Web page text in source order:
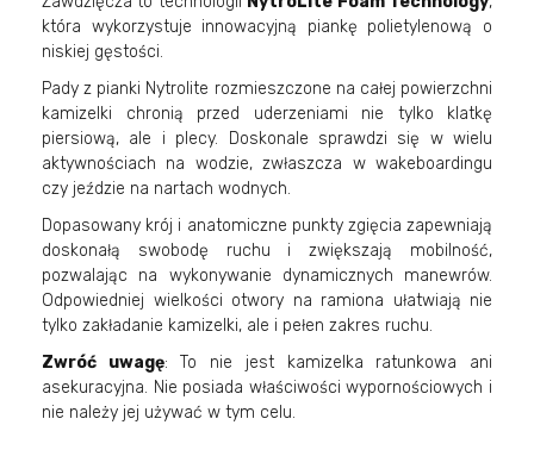
która wykorzystuje innowacyjną piankę polietylenową o
niskiej gęstości.
Pady z pianki Nytrolite rozmieszczone na całej powierzchni
kamizelki chronią przed uderzeniami nie tylko klatkę
piersiową, ale i plecy. Doskonale sprawdzi się w wielu
aktywnościach na wodzie, zwłaszcza w wakeboardingu
czy jeździe na nartach wodnych.
Dopasowany krój i anatomiczne punkty zgięcia zapewniają
doskonałą swobodę ruchu i zwiększają mobilność,
pozwalając na wykonywanie dynamicznych manewrów.
Odpowiedniej wielkości otwory na ramiona ułatwiają nie
tylko zakładanie kamizelki, ale i pełen zakres ruchu.
Zwróć uwagę: To nie jest kamizelka ratunkowa ani
asekuracyjna. Nie posiada właściwości wypornościowych i
nie należy jej używać w tym celu.